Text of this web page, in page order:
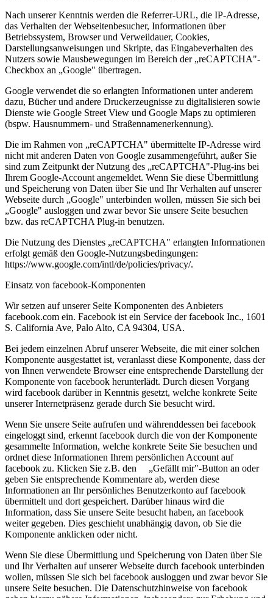
Nach unserer Kenntnis werden die Referrer-URL, die IP-Adresse,
das Verhalten der Webseitenbesucher, Informationen über
Betriebssystem, Browser und Verweildauer, Cookies,
Darstellungsanweisungen und Skripte, das Eingabeverhalten des
Nutzers sowie Mausbewegungen im Bereich der „reCAPTCHA"-
Checkbox an „Google" übertragen.
Google verwendet die so erlangten Informationen unter anderem
dazu, Bücher und andere Druckerzeugnisse zu digitalisieren sowie
Dienste wie Google Street View und Google Maps zu optimieren
(bspw. Hausnummern- und Straßennamenerkennung).
Die im Rahmen von „reCAPTCHA" übermittelte IP-Adresse wird
nicht mit anderen Daten von Google zusammengeführt, außer Sie
sind zum Zeitpunkt der Nutzung des „reCAPTCHA"-Plug-ins bei
Ihrem Google-Account angemeldet. Wenn Sie diese Übermittlung
und Speicherung von Daten über Sie und Ihr Verhalten auf unserer
Webseite durch „Google" unterbinden wollen, müssen Sie sich bei
„Google" ausloggen und zwar bevor Sie unsere Seite besuchen
bzw. das reCAPTCHA Plug-in benutzen.
Die Nutzung des Dienstes „reCAPTCHA" erlangten Informationen
erfolgt gemäß den Google-Nutzungsbedingungen:
https://www.google.com/intl/de/policies/privacy/.
Einsatz von facebook-Komponenten
Wir setzen auf unserer Seite Komponenten des Anbieters
facebook.com ein. Facebook ist ein Service der facebook Inc., 1601
S. California Ave, Palo Alto, CA 94304, USA.
Bei jedem einzelnen Abruf unserer Webseite, die mit einer solchen
Komponente ausgestattet ist, veranlasst diese Komponente, dass der
von Ihnen verwendete Browser eine entsprechende Darstellung der
Komponente von facebook herunterlädt. Durch diesen Vorgang
wird facebook darüber in Kenntnis gesetzt, welche konkrete Seite
unserer Internetpräsenz gerade durch Sie besucht wird.
Wenn Sie unsere Seite aufrufen und währenddessen bei facebook
eingeloggt sind, erkennt facebook durch die von der Komponente
gesammelte Information, welche konkrete Seite Sie besuchen und
ordnet diese Informationen Ihrem persönlichen Account auf
facebook zu. Klicken Sie z.B. den „Gefällt mir"-Button an oder
geben Sie entsprechende Kommentare ab, werden diese
Informationen an Ihr persönliches Benutzerkonto auf facebook
übermittelt und dort gespeichert. Darüber hinaus wird die
Information, dass Sie unsere Seite besucht haben, an facebook
weiter gegeben. Dies geschieht unabhängig davon, ob Sie die
Komponente anklicken oder nicht.
Wenn Sie diese Übermittlung und Speicherung von Daten über Sie
und Ihr Verhalten auf unserer Webseite durch facebook unterbinden
wollen, müssen Sie sich bei facebook ausloggen und zwar bevor Sie
unsere Seite besuchen. Die Datenschutzhinweise von facebook